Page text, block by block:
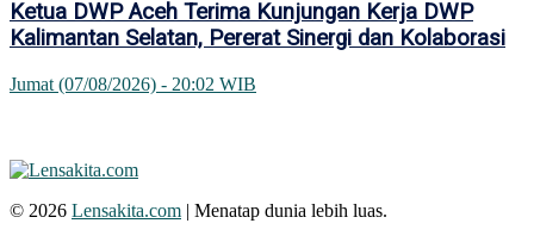
Ketua DWP Aceh Terima Kunjungan Kerja DWP
Kalimantan Selatan, Pererat Sinergi dan Kolaborasi
Jumat (07/08/2026) - 20:02 WIB
© 2026 Lensakita.com | Menatap dunia lebih luas.